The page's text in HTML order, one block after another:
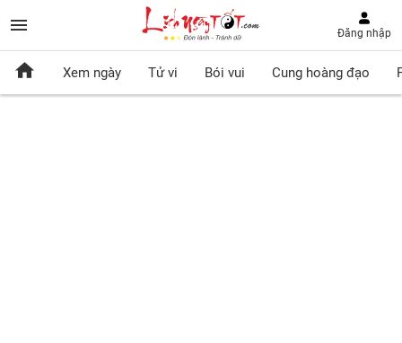
Đăng nhập
Xem ngày Tử vi Bói vui Cung hoàng đạo